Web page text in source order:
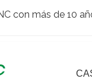
con más de 10